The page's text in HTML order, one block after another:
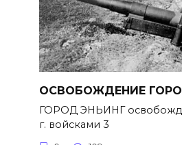
ОСВОБОЖДЕНИЕ
ГОРОД ЭНЬИНГ
г. войсками 3